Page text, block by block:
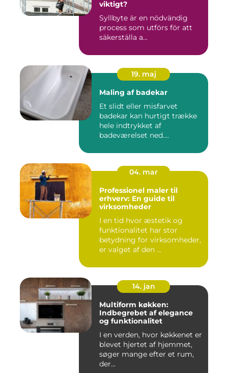
viktigt?
Syllbyte är en nödvändig
process som utförs för att
säkerställa a...
19. maj
Maling af badekar
Et slidt eller misfarvet
badekar kan hurtigt trække
hele indtrykket af
badeværelset ned....
04. mar
Professionel maler til
erhverv: En guide til
virksomheder
I en tid hvor æstetik og
funktionalitet har stor
betydning for virksomheder,
er valget af den ...
14. jan
Multiform køkken:
Indbegrebet af elegance
og funktionalitet
I en verden, hvor køkkenet er
blevet hjertet af hjemmet,
søger mange efter et rum,
der...